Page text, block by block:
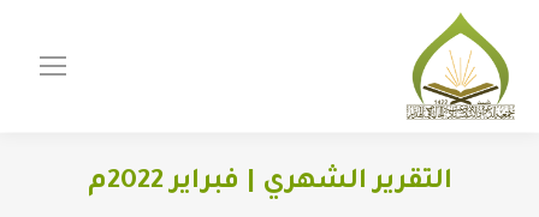
التقرير الشهري | فبراير 2022م